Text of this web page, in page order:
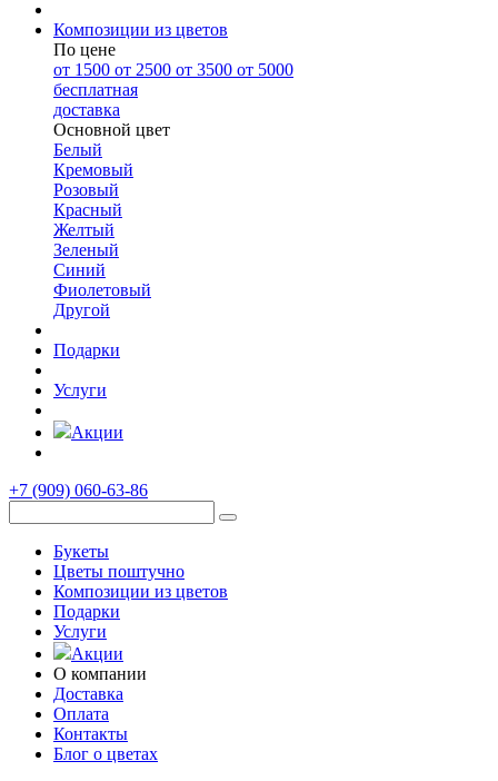
Композиции из цветов
По цене
от 1500 от 2500 от 3500 от 5000
бесплатная
доставка
Основной цвет
Белый
Кремовый
Розовый
Красный
Желтый
Зеленый
Синий
Фиолетовый
Другой
Подарки
Услуги
Акции
+7 (909) 060-63-86
Букеты
Цветы поштучно
Композиции из цветов
Подарки
Услуги
Акции
О компании
Доставка
Оплата
Контакты
Блог о цветах